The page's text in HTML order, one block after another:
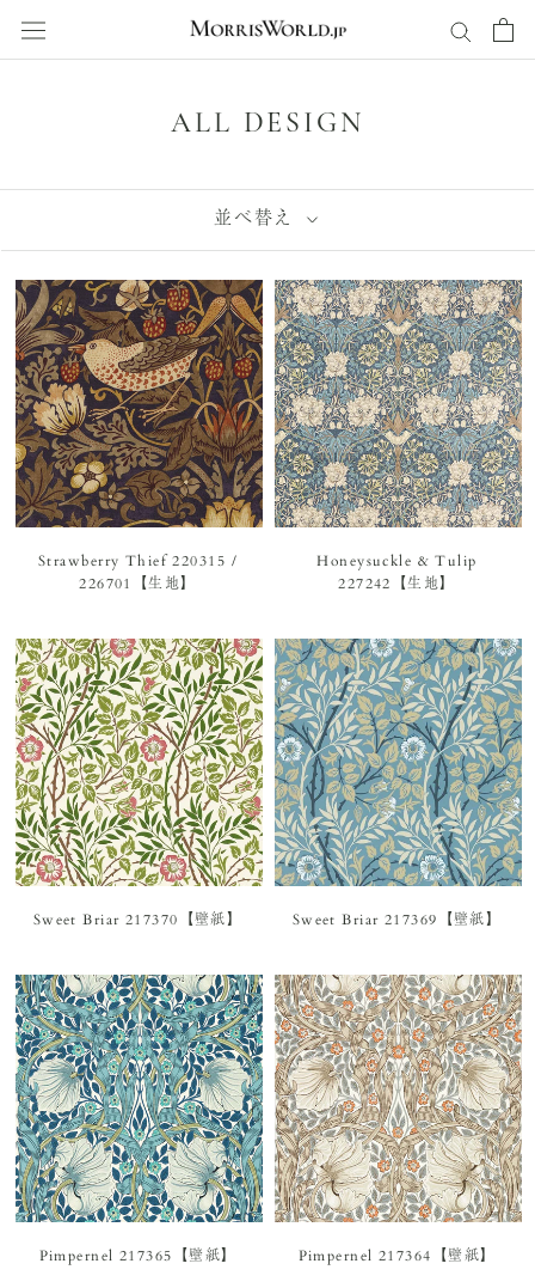
ッ
ALL DESIGN
並べ替え
Strawberry Thief 220315 /
226701【生地】
Honeysuckle & Tulip
227242【生地】
Sweet Briar 217370【壁紙】 Sweet Briar 217369【壁紙】
Pimpernel 217365【壁紙】 Pimpernel 217364【壁紙】